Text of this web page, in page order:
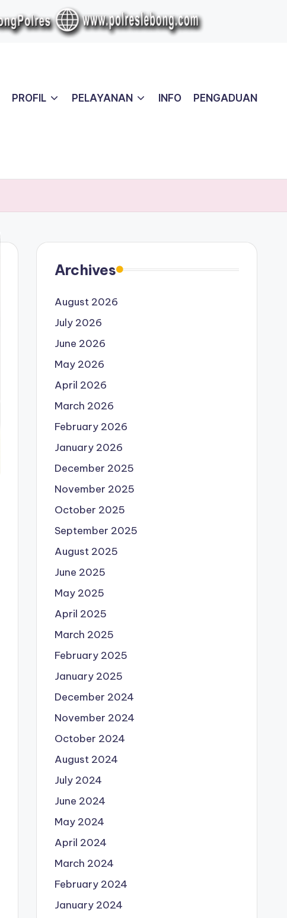
PROFIL PELAYANAN INFO PENGADUAN
Archives
August 2026
July 2026
June 2026
May 2026
April 2026
March 2026
February 2026
January 2026
December 2025
November 2025
October 2025
September 2025
August 2025
June 2025
May 2025
April 2025
March 2025
February 2025
January 2025
December 2024
November 2024
October 2024
August 2024
July 2024
June 2024
May 2024
April 2024
March 2024
February 2024
January 2024